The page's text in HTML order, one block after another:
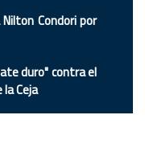
Condori por
duro" contra el
Ceja